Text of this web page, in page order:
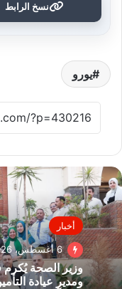
نسخ الرابط
يورو
أخبار
6 أغسطس، 2026
وزير الصحة يُكرم
ومدير عيادة